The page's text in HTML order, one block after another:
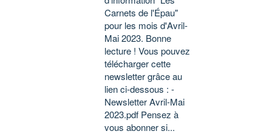
Carnets de l'Épau"
pour les mois d'Avril-
Mai 2023. Bonne
lecture ! Vous pouvez
télécharger cette
newsletter grâce au
lien ci-dessous : -
Newsletter Avril-Mai
2023.pdf Pensez à
vous abonner si...